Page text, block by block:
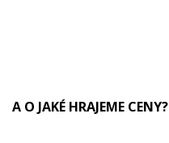
A O JAKÉ HRAJEME CENY?